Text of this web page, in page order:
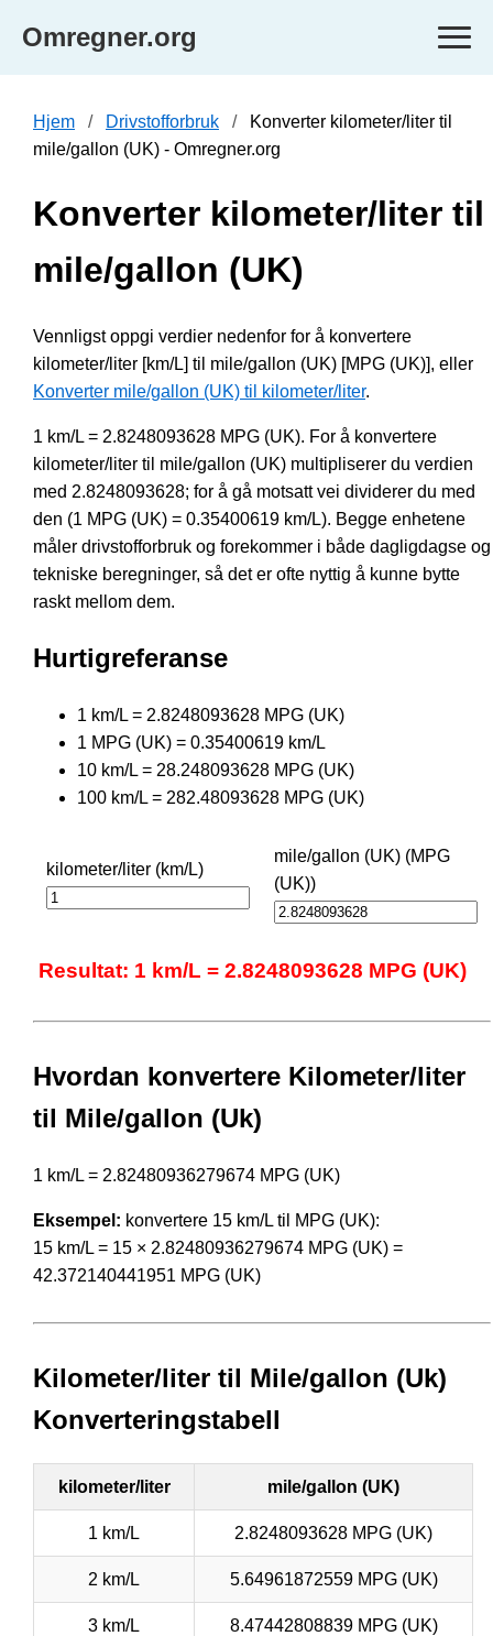
Omregner.org
Hjem Drivstofforbruk
Konverter kilometer/liter til
mile/gallon (UK) - Omregner.org
Konverter kilometer/liter til
mile/gallon (UK)
Vennligst oppgi verdier nedenfor for å konvertere
kilometer/liter [km/L] til mile/gallon (UK) [MPG (UK)], eller
Konverter mile/gallon (UK) til kilometer/liter.
1 km/L = 2.8248093628 MPG (UK). For å konvertere
kilometer/liter til mile/gallon (UK) multipliserer du verdien
med 2.8248093628; for å gå motsatt vei dividerer du med
den (1 MPG (UK) = 0.35400619 km/L). Begge enhetene
måler drivstofforbruk og forekommer i både dagligdagse og
tekniske beregninger, så det er ofte nyttig å kunne bytte
raskt mellom dem.
Hurtigreferanse
1 km/L = 2.8248093628 MPG (UK)
1 MPG (UK) = 0.35400619 km/L
10 km/L = 28.248093628 MPG (UK)
100 km/L = 282.48093628 MPG (UK)
kilometer/liter (km/L)
mile/gallon (UK) (MPG
(UK))
Resultat: 1 km/L = 2.8248093628 MPG (UK)
Hvordan konvertere Kilometer/liter
til Mile/gallon (Uk)
1 km/L = 2.82480936279674 MPG (UK)
Eksempel: konvertere 15 km/L til MPG (UK):
15 km/L = 15 × 2.82480936279674 MPG (UK) =
42.372140441951 MPG (UK)
Kilometer/liter til Mile/gallon (Uk)
Konverteringstabell
kilometer/liter mile/gallon (UK)
1 km/L 2.8248093628 MPG (UK)
2 km/L 5.64961872559 MPG (UK)
3 km/L 8.47442808839 MPG (UK)